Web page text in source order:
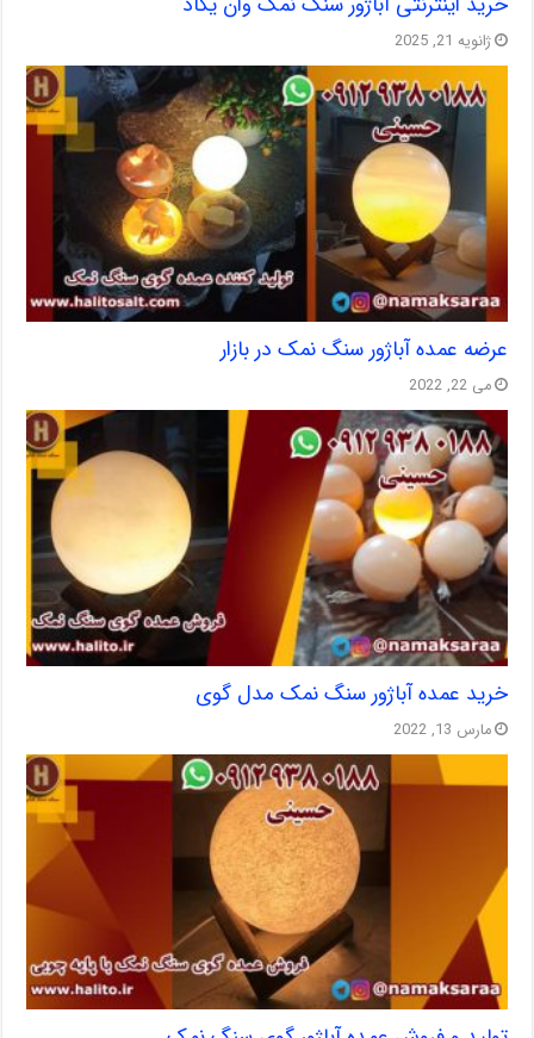
ژانویه 21, 2025
عرضه عمده آباژور سنگ نمک در بازار
می 22, 2022
خرید عمده آباژور سنگ نمک مدل گوی
مارس 13, 2022